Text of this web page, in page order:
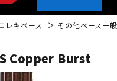
レキベース その他ベース一般
Copper Burst